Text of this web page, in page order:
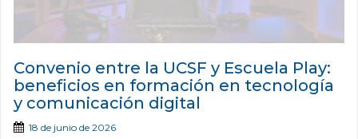
Convenio entre la UCSF y Escuela Play:
beneficios en formación en tecnología
y comunicación digital
18 de junio de 2026